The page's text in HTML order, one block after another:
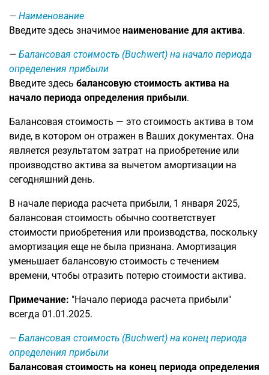
Наименование
Введите здесь значимое наименование для актива.
Балансовая стоимость (Buchwert) на начало периода
определения прибыли
Введите здесь балансовую стоимость актива на
начало периода определения прибыли.
Балансовая стоимость — это стоимость актива в том
виде, в котором он отражен в Ваших документах. Она
является результатом затрат на приобретение или
производство актива за вычетом амортизации на
сегодняшний день.
В начале периода расчета прибыли, 1 января 2025,
балансовая стоимость обычно соответствует
стоимости приобретения или производства, поскольку
амортизация еще не была признана. Амортизация
уменьшает балансовую стоимость с течением
времени, чтобы отразить потерю стоимости актива.
Примечание: "Начало периода расчета прибыли"
всегда 01.01.2025.
Балансовая стоимость (Buchwert) на конец периода
определения прибыли
Балансовая стоимость на конец периода определения